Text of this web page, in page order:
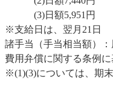
(3)日額5,951円
※支給日は、翌月21日
諸手当（手当相当額）
費用弁償に関する条例に
※(1)(3)については、期